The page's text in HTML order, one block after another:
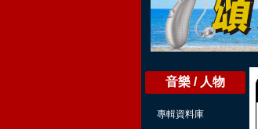
音樂 / 人物
專輯資料庫